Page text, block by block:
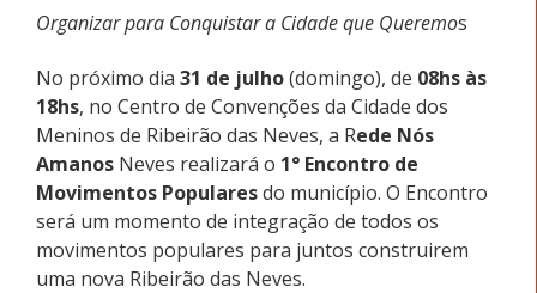
Organizar para Conquistar a Cidade que Queremos
No próximo dia 31 de julho(domingo), de 08hs às
18hs, no Centro de Convenções da Cidade dos
Meninos de Ribeirão das Neves, a Rede Nós
Amanos Neves realizará o 1° Encontro de
Movimentos Popularesdo município. O Encontro
será um momento de integração de todos os
movimentos populares para juntos construirem
uma nova Ribeirão das Neves.